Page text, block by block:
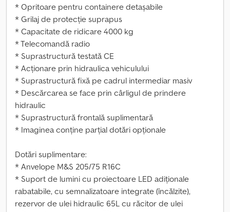
* Opritoare pentru containere detașabile
* Grilaj de protecție suprapus
* Capacitate de ridicare 4000 kg
* Telecomandă radio
* Suprastructură testată CE
* Acționare prin hidraulica vehiculului
* Suprastructură fixă pe cadrul intermediar masiv
* Descărcarea se face prin cârligul de prindere
hidraulic
* Suprastructură frontală suplimentară
* Imaginea conține parțial dotări opționale
Dotări suplimentare:
* Anvelope M&S 205/75 R16C
* Suport de lumini cu proiectoare LED adiționale
rabatabile, cu semnalizatoare integrate (încălzite),
rezervor de ulei hidraulic 65L cu răcitor de ulei